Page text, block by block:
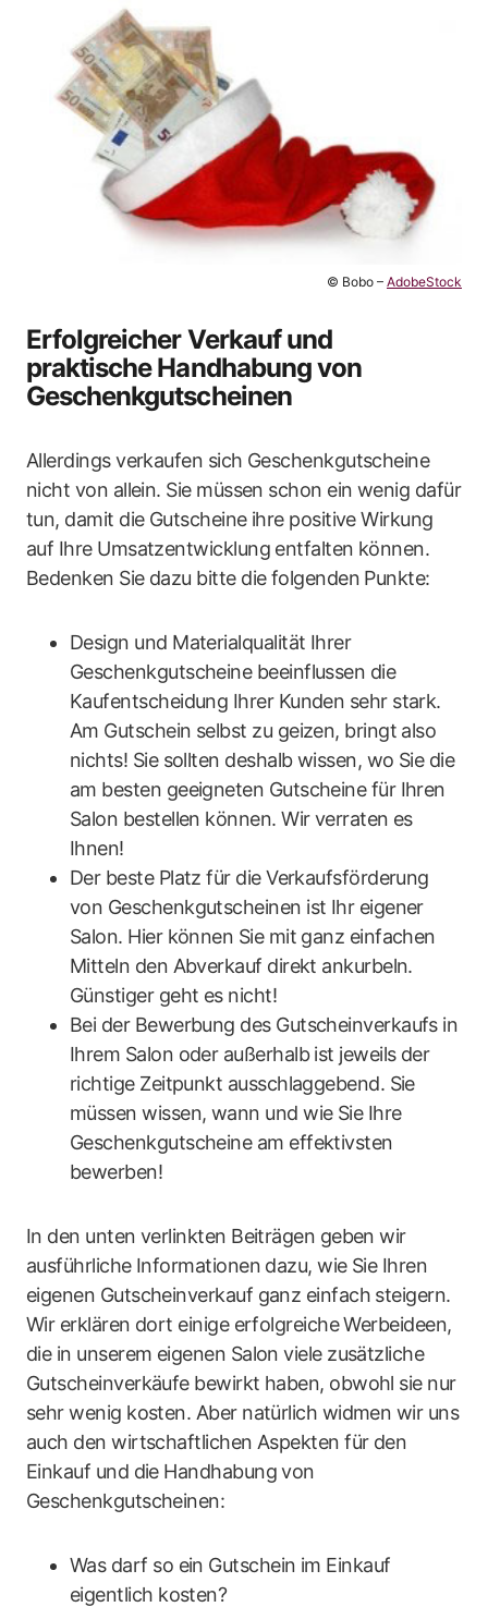
© Bobo – AdobeStock
Erfolgreicher Verkauf und
praktische Handhabung von
Geschenkgutscheinen
Allerdings verkaufen sich Geschenkgutscheine
nicht von allein. Sie müssen schon ein wenig dafür
tun, damit die Gutscheine ihre positive Wirkung
auf Ihre Umsatzentwicklung entfalten können.
Bedenken Sie dazu bitte die folgenden Punkte:
Design und Materialqualität Ihrer
Geschenkgutscheine beeinflussen die
Kaufentscheidung Ihrer Kunden sehr stark.
Am Gutschein selbst zu geizen, bringt also
nichts! Sie sollten deshalb wissen, wo Sie die
am besten geeigneten Gutscheine für Ihren
Salon bestellen können. Wir verraten es
Ihnen!
Der beste Platz für die Verkaufsförderung
von Geschenkgutscheinen ist Ihr eigener
Salon. Hier können Sie mit ganz einfachen
Mitteln den Abverkauf direkt ankurbeln.
Günstiger geht es nicht!
Bei der Bewerbung des Gutscheinverkaufs in
Ihrem Salon oder außerhalb ist jeweils der
richtige Zeitpunkt ausschlaggebend. Sie
müssen wissen, wann und wie Sie Ihre
Geschenkgutscheine am effektivsten
bewerben!
In den unten verlinkten Beiträgen geben wir
ausführliche Informationen dazu, wie Sie Ihren
eigenen Gutscheinverkauf ganz einfach steigern.
Wir erklären dort einige erfolgreiche Werbeideen,
die in unserem eigenen Salon viele zusätzliche
Gutscheinverkäufe bewirkt haben, obwohl sie nur
sehr wenig kosten. Aber natürlich widmen wir uns
auch den wirtschaftlichen Aspekten für den
Einkauf und die Handhabung von
Geschenkgutscheinen:
Was darf so ein Gutschein im Einkauf
eigentlich kosten?